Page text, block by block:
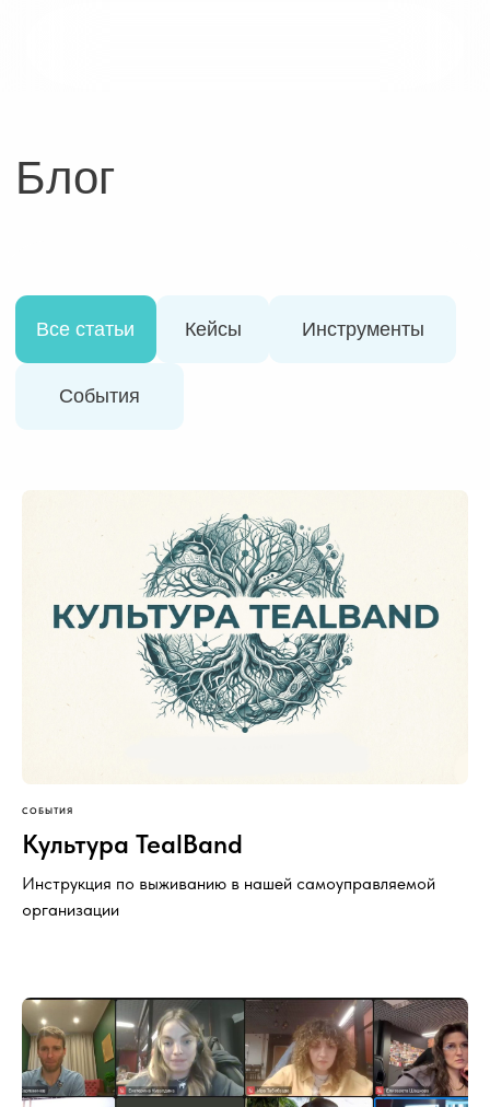
СОБЫТИЯ
Культура TealBand
Инструкция по выживанию в нашей самоуправляемой
организации